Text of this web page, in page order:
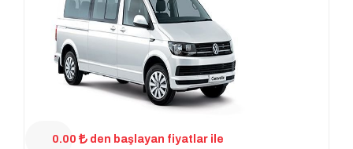
0.00 den başlayan fiyatlar ile